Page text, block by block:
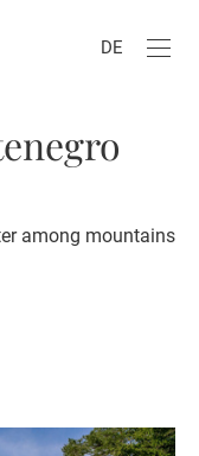
DE
among mountains